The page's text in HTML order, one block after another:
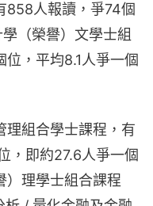
858人報讀，爭74個
（榮譽）文學士組
，平均8.1人爭一個
理組合學士課程，有
，即約27.6人爭一個
）理學士組合課程